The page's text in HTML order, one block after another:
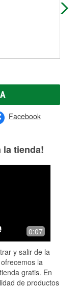
Facebook
la tienda!
0:07
y salir de la
la
gratis. En
de productos